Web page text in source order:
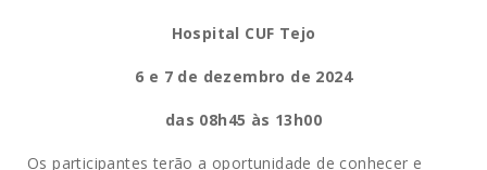
Hospital CUF Tejo
6 e 7 de dezembro de 2024
das 08h45 às 13h00
Os participantes terão a oportunidade de conhecer e